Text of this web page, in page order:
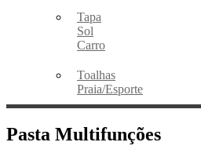
Tapa
Sol
Carro
Toalhas
Praia/Esporte
Pasta Multifunções